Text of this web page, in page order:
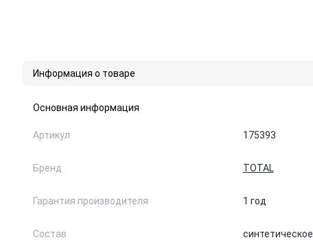
Информация о товаре
Основная информация
Артикул 175393
Бренд TOTAL
Гарантия производителя 1 год
Состав синтетическое